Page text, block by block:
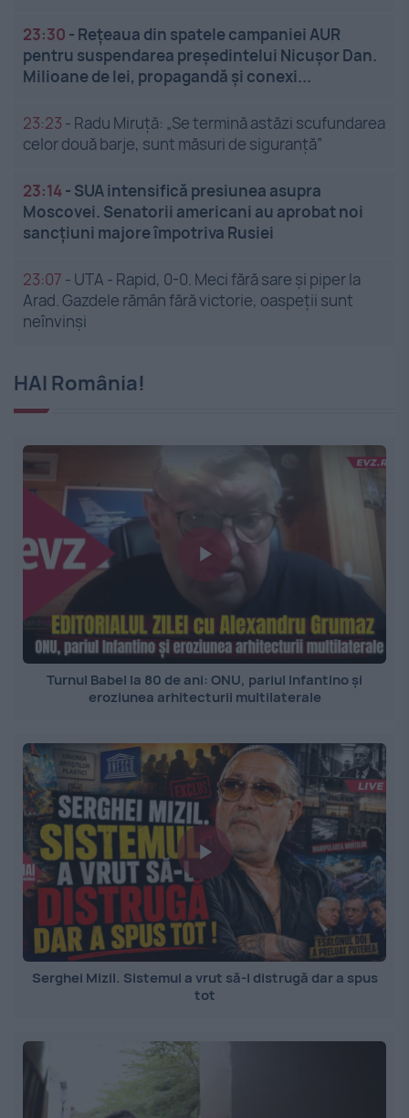
23:30 - Rețeaua din spatele campaniei AUR
pentru suspendarea președintelui Nicușor Dan.
Milioane de lei, propagandă și conexi...
23:23 - Radu Miruță: „Se termină astăzi scufundarea
celor două barje, sunt măsuri de siguranţă”
23:14- SUA intensifică presiunea asupra
Moscovei. Senatorii americani au aprobat noi
sancțiuni majore împotriva Rusiei
23:07 - UTA - Rapid, 0-0. Meci fără sare și piper la
Arad. Gazdele rămân fără victorie, oaspeții sunt
neînvinși
HAI România!
Turnul Babel la 80 de ani: ONU, pariul Infantino și
eroziunea arhitecturii multilaterale
Serghei Mizil. Sistemul a vrut să-l distrugă dar a spus
tot